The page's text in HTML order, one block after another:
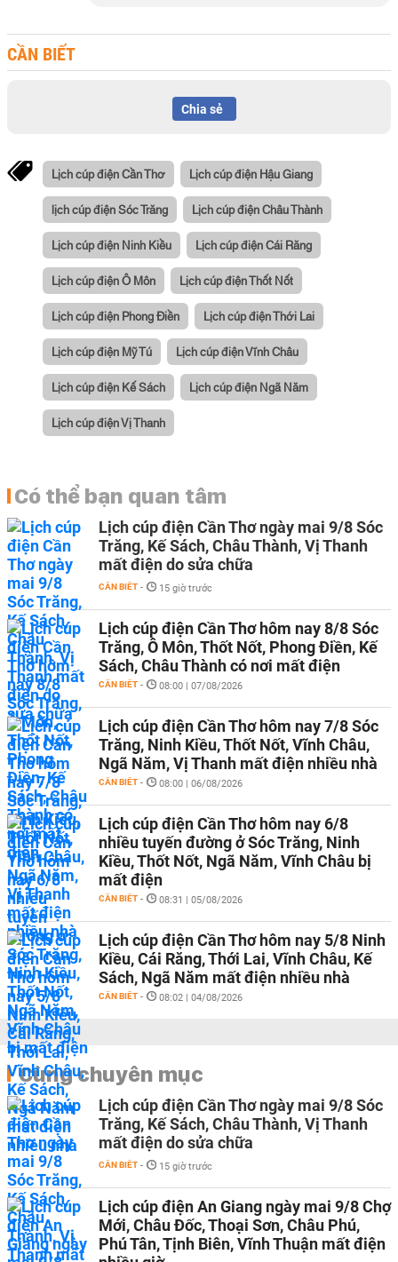
CẦN BIẾT
Chia sẻ
Lịch cúp điện Cần Thơ Lịch cúp điện Hậu Giang
lịch cúp điện Sóc Trăng Lịch cúp điện Châu Thành
Lịch cúp điện Ninh Kiều Lịch cúp điện Cái Răng
Lịch cúp điện Ô Môn Lịch cúp điện Thốt Nốt
Lịch cúp điện Phong Điền Lịch cúp điện Thới Lai
Lịch cúp điện Mỹ Tú Lịch cúp điện Vĩnh Châu
Lịch cúp điện Kế Sách Lịch cúp điện Ngã Năm
Lịch cúp điện Vị Thanh
Có thể bạn quan tâm
Lịch cúp điện Cần Thơ ngày mai 9/8 Sóc
Trăng, Kế Sách, Châu Thành, Vị Thanh
mất điện do sửa chữa
CẦN BIẾT - 15 giờ trước
Lịch cúp điện Cần Thơ hôm nay 8/8 Sóc
Trăng, Ô Môn, Thốt Nốt, Phong Điền, Kế
Sách, Châu Thành có nơi mất điện
CẦN BIẾT - 08:00 | 07/08/2026
Lịch cúp điện Cần Thơ hôm nay 7/8 Sóc
Trăng, Ninh Kiều, Thốt Nốt, Vĩnh Châu,
Ngã Năm, Vị Thanh mất điện nhiều nhà
CẦN BIẾT - 08:00 | 06/08/2026
Lịch cúp điện Cần Thơ hôm nay 6/8
nhiều tuyến đường ở Sóc Trăng, Ninh
Kiều, Thốt Nốt, Ngã Năm, Vĩnh Châu bị
mất điện
CẦN BIẾT - 08:31 | 05/08/2026
Lịch cúp điện Cần Thơ hôm nay 5/8 Ninh
Kiều, Cái Răng, Thới Lai, Vĩnh Châu, Kế
Sách, Ngã Năm mất điện nhiều nhà
CẦN BIẾT - 08:02 | 04/08/2026
Cùng chuyên mục
Lịch cúp điện Cần Thơ ngày mai 9/8 Sóc
Trăng, Kế Sách, Châu Thành, Vị Thanh
mất điện do sửa chữa
CẦN BIẾT - 15 giờ trước
Lịch cúp điện An Giang ngày mai 9/8 Chợ
Mới, Châu Đốc, Thoại Sơn, Châu Phú,
Phú Tân, Tịnh Biên, Vĩnh Thuận mất điện